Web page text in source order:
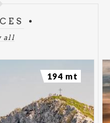
all
194 mt